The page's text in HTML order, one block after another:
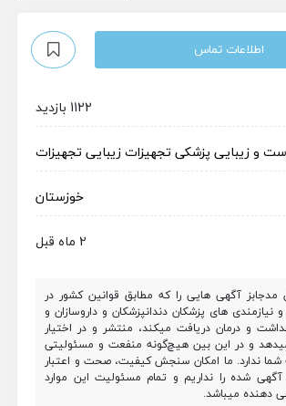
اطلاعات تماس
1122 بازدید
و زیبایی پزشکی تجهیزات زیبایی تجهیزات
خوزستان
2 ماه قبل
مدجابز آگهی هایی را که مطابق قوانین کشور در
نیازمندی های پزشکان دندانپزشکان و داروسازان و
و درمان دریافت میکند، منتشر و در اختیار
میدهد و در این بین هیچ‌گونه منفعت و مسئولیتی
شما ندارد. ما امکان سنجش کیفیت، صحت و اعتبار
آگهی شده را نداریم و تمام مسئولیت این موارد
دهنده میباشد.